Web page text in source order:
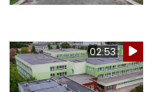
02:53